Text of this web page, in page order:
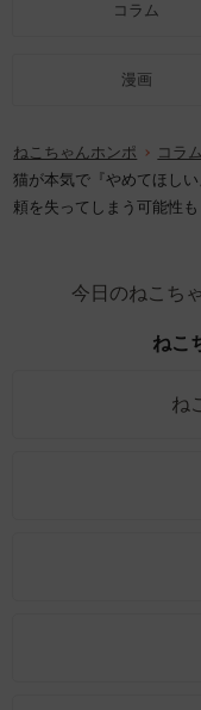
コラム
漫画
ねこちゃんホンポ コラム
猫が本気で『やめてほし
頼を失ってしまう可能性も
今日のねこち
ねこ
ね